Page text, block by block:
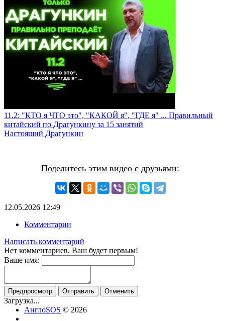
11.2: "КТО я ЧТО это", "КАКОЙ я", "ГДЕ я" ... Правильный
китайский по Драгункину за 15 занятий
Настоящий Драгункин
Поделитесь этим видео с друзьями:
12.05.2026 12:49
Комментарии
Написать комментарий
Нет комментариев. Ваш будет первым!
Ваше имя:
Предпросмотр Отправить Отменить
Загрузка...
АнглоSOS © 2026